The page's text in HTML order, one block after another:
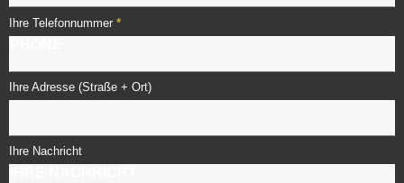
Ihre Telefonnummer *
Ihre Adresse (Straße + Ort)
Ihre Nachricht